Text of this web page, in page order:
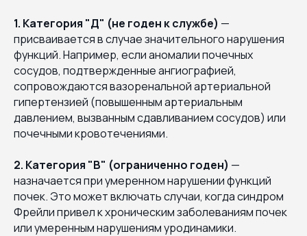
1. Категория "Д" (не годен к службе) —
присваивается в случае значительного нарушения
функций. Например, если аномалии почечных
сосудов, подтвержденные ангиографией,
сопровождаются вазоренальной артериальной
гипертензией (повышенным артериальным
давлением, вызванным сдавливанием сосудов) или
почечными кровотечениями.
2. Категория "В" (ограниченно годен) —
назначается при умеренном нарушении функций
почек. Это может включать случаи, когда синдром
Фрейли привел к хроническим заболеваниям почек
или умеренным нарушениям уродинамики.